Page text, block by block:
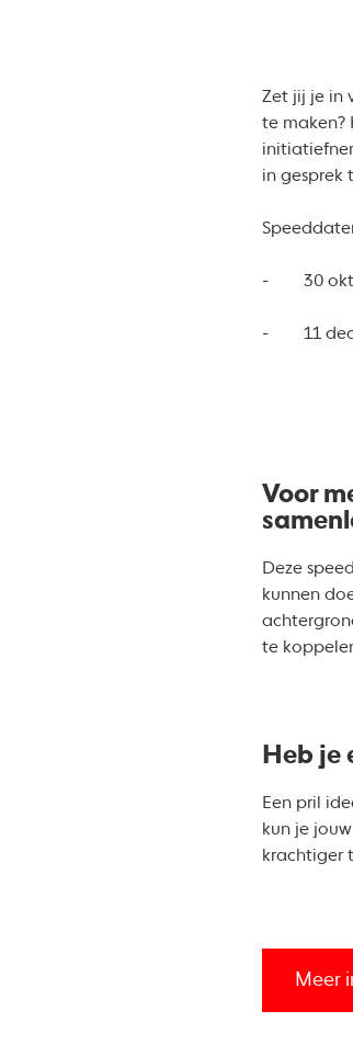
Zet jij je in
te maken?
in gesprek
- 30
- 11
Voor
Deze
kunnen
te
Heb je
Een pril
kun je
krachtiger
Meer